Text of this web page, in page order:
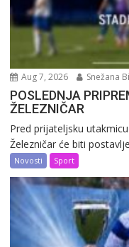
Aug 7, 2026 Snežana
POSLEDNJA
ŽELEZNIČAR
Pred prijateljsku
Železničar će biti
Novosti Sport